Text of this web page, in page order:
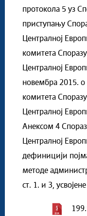
протокола 5 уз
приступању
Централној
комитета
Централној
новембра 2015. о
комитета
Централној
Анексом 4
Централној
дефиницији
методе
ст. 1. и 3,